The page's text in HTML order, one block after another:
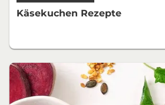
Käsekuchen Rezepte